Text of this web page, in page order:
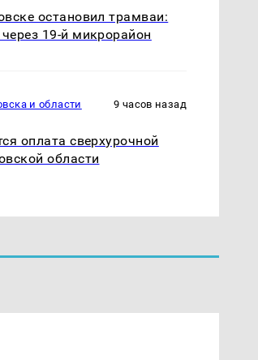
остановил трамваи:
19-й микрорайон
и области 9 часов назад
оплата сверхурочной
области